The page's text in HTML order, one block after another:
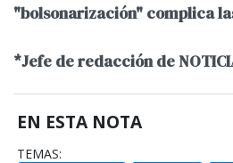
"bolsonarización" complica
*Jefe de redacción de
EN ESTA NOTA
TEMAS: